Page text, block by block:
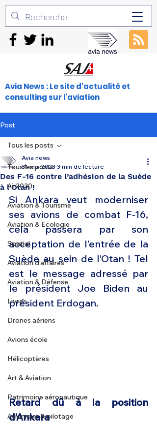
Avia News : Le site d'actualité et
consulting sur l'aviation
Post
Tous les posts
Air2030
Aviation & Tourisme
Aviation & Ecologie
Spatial
Aviation d'affaires
Aviation & Défense
Livres
Drones aériens
Avions école
Hélicoptères
Art & Aviation
Patrimoine aéronautique
Avionique & pilotage
Tous les posts
Des F-16 contre l’adhésion de la Suède
à l’Otan !
Avia news
31 mai 2023 3 min de lecture
Si Ankara veut moderniser
ses avions de combat F-16,
cela passera par son
acceptation de l’entrée de la
Suède au sein de l’Otan ! Tel
est le message adressé par
le président Joe Biden au
président Erdogan.
Retard dû à la position
d’Ankara